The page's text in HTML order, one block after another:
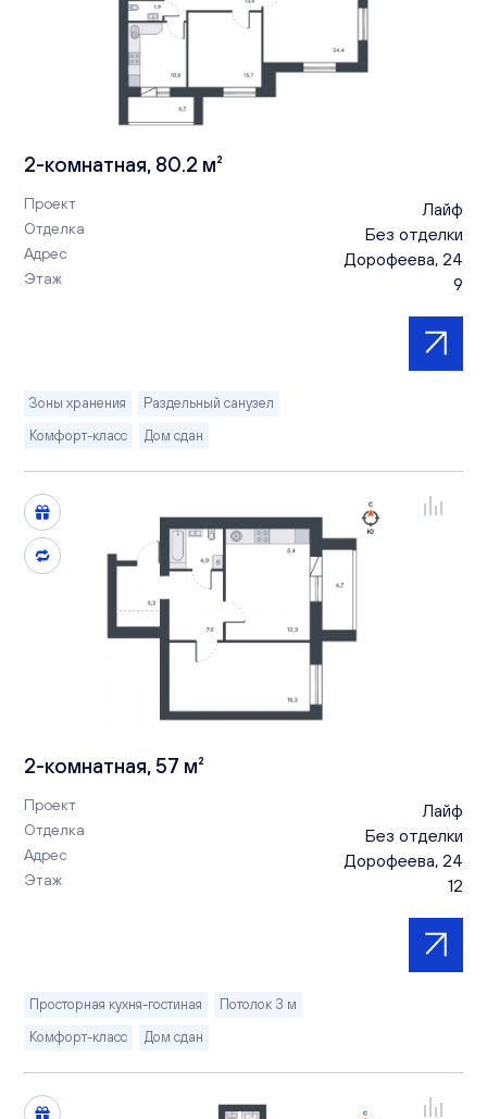
2-комнатная, 80.2 м²
Проект Лайф
Отделка Без отделки
Адрес Дорофеева, 24
Этаж 9
Зоны хранения
Раздельный санузел
Комфорт-класс
Дом сдан
2-комнатная, 57 м²
Проект Лайф
Отделка Без отделки
Адрес Дорофеева, 24
Этаж 12
Просторная кухня-гостиная
Потолок 3 м
Комфорт-класс
Дом сдан